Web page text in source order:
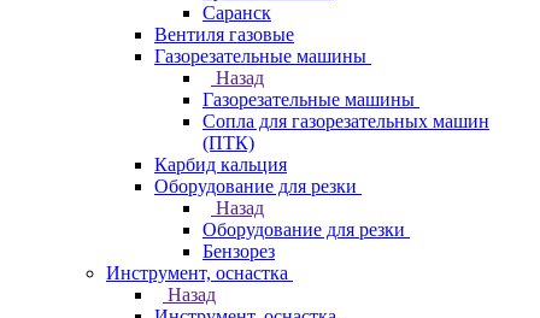
Саранск
Вентиля газовые
Газорезательные машины
Назад
Газорезательные машины
Сопла для газорезательных машин
(ПТК)
Карбид кальция
Оборудование для резки
Назад
Оборудование для резки
Бензорез
Инструмент, оснастка
Назад